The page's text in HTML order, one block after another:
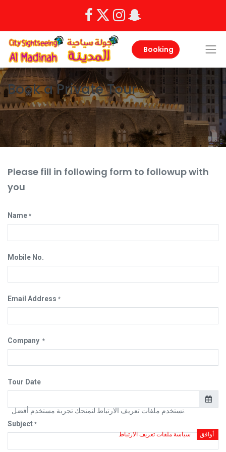
Booking
Book a Private Tour
Please fill in following form to followup with
you
Name *
Mobile No.
Email Address *
Company *
Tour Date
Subject *
سياسة ملفات تعريف الارتباط